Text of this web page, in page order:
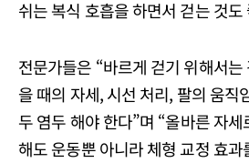
쉬는 복식 호흡을 하면서 걷는 것도
전문가들은 “바르게 걷기 위해서
을 때의 자세, 시선 처리, 팔의 움직
두 염두 해야 한다”며 “올바른 자
해도 운동뿐 아니라 체형 교정 효과